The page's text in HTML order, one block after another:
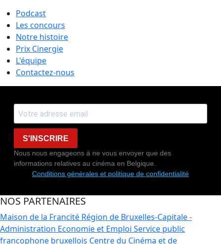
Podcast
Les concours
Notre histoire
Prix Cinergie
L'équipe
Contactez-nous
S'INSCRIRE
Nous nous engageons à ne vous envoyer que des
informations relatives au cinéma en Belgique.
Conditions générales et politique de confidentialité
NOS PARTENAIRES
Maison de la Francité Région de Bruxelles-Capitale -
Administration Economie et Emploi Service public
francophone bruxellois Centre du Cinéma et de